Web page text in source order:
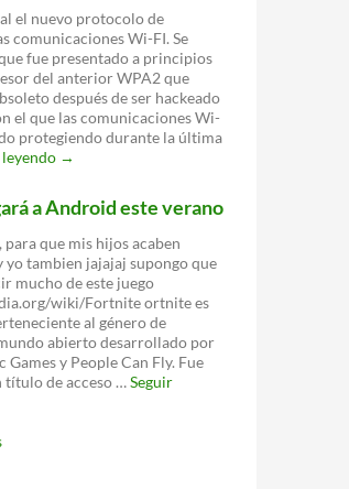
el nuevo protocolo de
comunicaciones Wi-FI. Se
fue presentado a principios
del anterior WPA2 que
después de ser hackeado
el que las comunicaciones Wi-
protegiendo durante la última
El
es
oficial:
un
nuevo
protocolo
para
proteger
tu
WiFi
→
a Android este verano
para que mis hijos acaben
yo tambien jajajaj supongo que
mucho de este juego
wiki/Fortnite ortnite es
al género de
abierto desarrollado por
Games y People Can Fly. Fue
título de acceso …Seguir